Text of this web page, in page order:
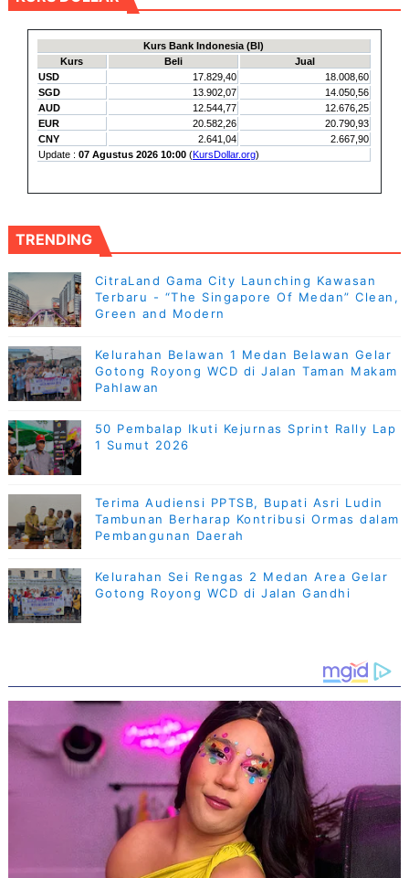
TRENDING
CitraLand Gama City Launching Kawasan
Terbaru - “The Singapore Of Medan” Clean,
Green and Modern
Kelurahan Belawan 1 Medan Belawan Gelar
Gotong Royong WCD di Jalan Taman Makam
Pahlawan
50 Pembalap Ikuti Kejurnas Sprint Rally Lap
1 Sumut 2026
Terima Audiensi PPTSB, Bupati Asri Ludin
Tambunan Berharap Kontribusi Ormas dalam
Pembangunan Daerah
Kelurahan Sei Rengas 2 Medan Area Gelar
Gotong Royong WCD di Jalan Gandhi